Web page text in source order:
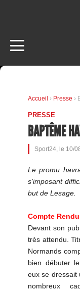
Accueil › Presse ›
PRESSE
BAPTÊME
Sport24, le 10/
Le promu
s’imposant
but de Lesage.
Compte
Devant son
très attendu.
Normands
bien débuter
eux se dressait
nombreux